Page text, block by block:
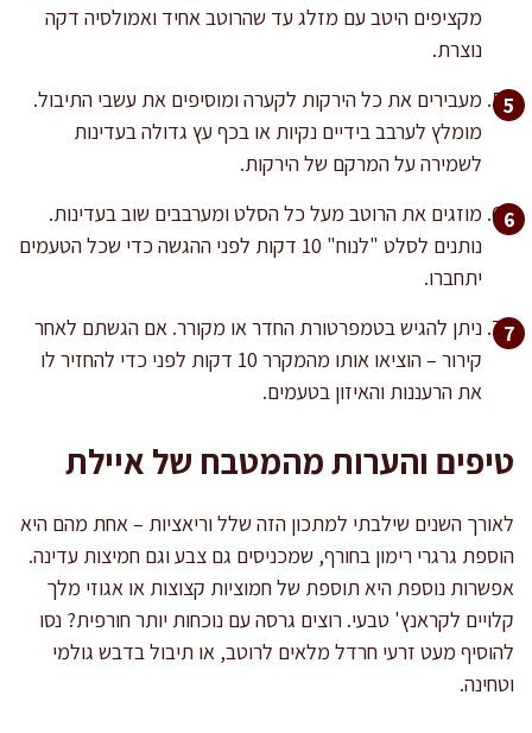
מקציפים היטב עם מזלג עד שהרוטב אחיד ואמולסיה דקה
נוצרת.
מעבירים את כל הירקות לקערה ומוסיפים את עשבי התיבול.
מומלץ לערבב בידיים נקיות או בכף עץ גדולה בעדינות
לשמירה על המרקם של הירקות.
מוזגים את הרוטב מעל כל הסלט ומערבבים שוב בעדינות.
נותנים לסלט "לנוח" 10 דקות לפני ההגשה כדי שכל הטעמים
יתחברו.
ניתן להגיש בטמפרטורת החדר או מקורר. אם הגשתם לאחר
קירור – הוציאו אותו מהמקרר 10 דקות לפני כדי להחזיר לו
את הרעננות והאיזון בטעמים.
טיפים והערות מהמטבח של איילת
לאורך השנים שילבתי למתכון הזה שלל וריאציות – אחת מהם היא
הוספת גרגרי רימון בחורף, שמכניסים גם צבע וגם חמיצות עדינה.
אפשרות נוספת היא תוספת של חמוציות קצוצות או אגוזי מלך
קלויים לקראנץ' טבעי. רוצים גרסה עם נוכחות יותר חורפית? נסו
להוסיף מעט זרעי חרדל מלאים לרוטב, או תיבול בדבש גולמי
וטחינה.